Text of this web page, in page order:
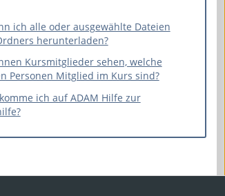
ich alle oder ausgewählte Dateien
herunterladen?
Kursmitglieder sehen, welche
Personen Mitglied im Kurs sind?
ich auf ADAM Hilfe zur